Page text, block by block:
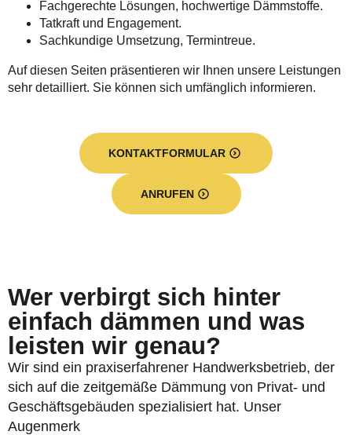
Fachgerechte Lösungen, hochwertige Dämmstoffe.
Tatkraft und Engagement.
Sachkundige Umsetzung, Termintreue.
Auf diesen Seiten präsentieren wir Ihnen unsere Leistungen
sehr detailliert. Sie können sich umfänglich informieren.
KONTAKTFORMULAR
ANRUFEN
Wer verbirgt sich hinter
einfach dämmen und was
leisten wir genau?
Wir sind ein praxiserfahrener Handwerksbetrieb, der
sich auf die zeitgemäße Dämmung von Privat- und
Geschäftsgebäuden spezialisiert hat. Unser
Augenmerk